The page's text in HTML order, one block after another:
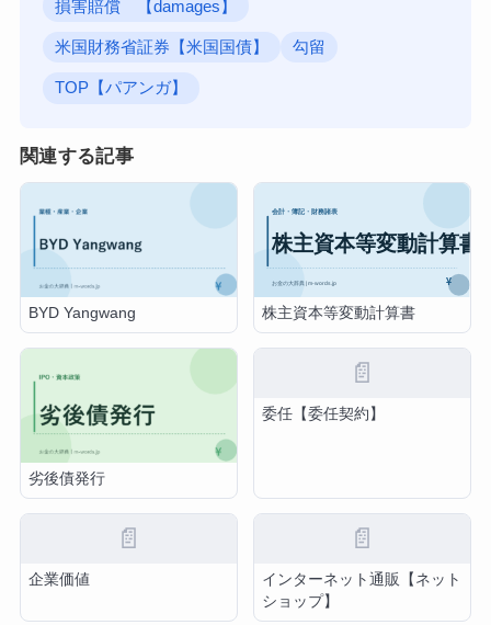
損害賠償 【damages】
米国財務省証券【米国国債】 勾留
TOP【パアンガ】
関連する記事
BYD Yangwang 株主資本等変動計算書
劣後債発行
📄
委任【委任契約】
📄
企業価値
📄
インターネット通販【ネット
ショップ】